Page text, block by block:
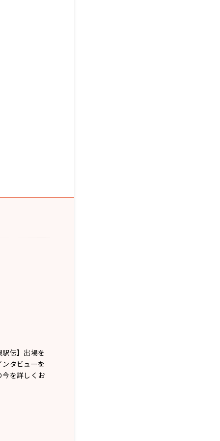
伝】出場を
タビューを
を詳しくお